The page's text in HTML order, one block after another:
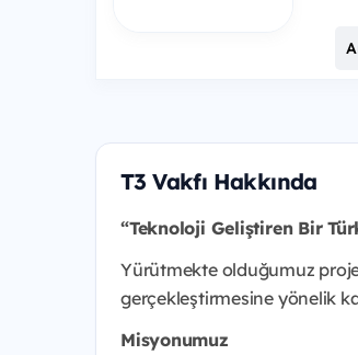
T3 Vakfı Hakkında
“Teknoloji Geliştiren Bir
Yürütmekte olduğumuz
gerçekleştirmesine yönelik
Misyonumuz